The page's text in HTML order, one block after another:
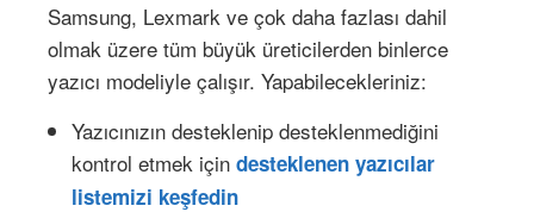
Samsung, Lexmark ve çok daha fazlası dahil
olmak üzere tüm büyük üreticilerden binlerce
yazıcı modeliyle çalışır. Yapabilecekleriniz:
Yazıcınızın desteklenip desteklenmediğini
kontrol etmek için desteklenen yazıcılar
listemizi keşfedin